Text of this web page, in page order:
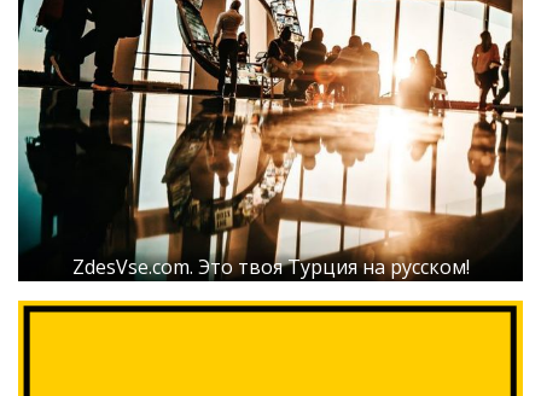
ZdesVse.com. Это твоя Турция на русском!